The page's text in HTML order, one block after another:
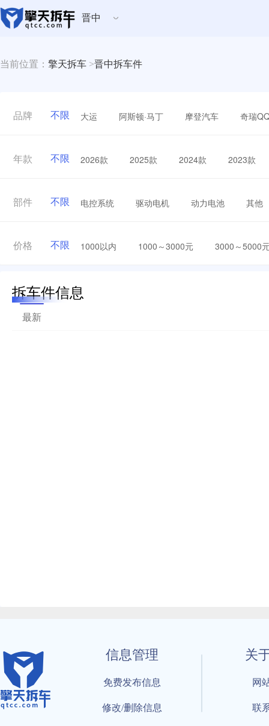
晋中
当前位置： 擎天拆车 >晋中拆车件
品牌 不限 大运 阿斯顿·马丁 摩登汽车 奇瑞
年款 不限 2026款 2025款 2024款 2023款
部件 不限 电控系统 驱动电机 动力电池 其他
价格 不限 1000以内 1000～3000元 3000～5000
拆车件信息
最新
信息管理
免费发布信息
修改/删除信息
关
网
联